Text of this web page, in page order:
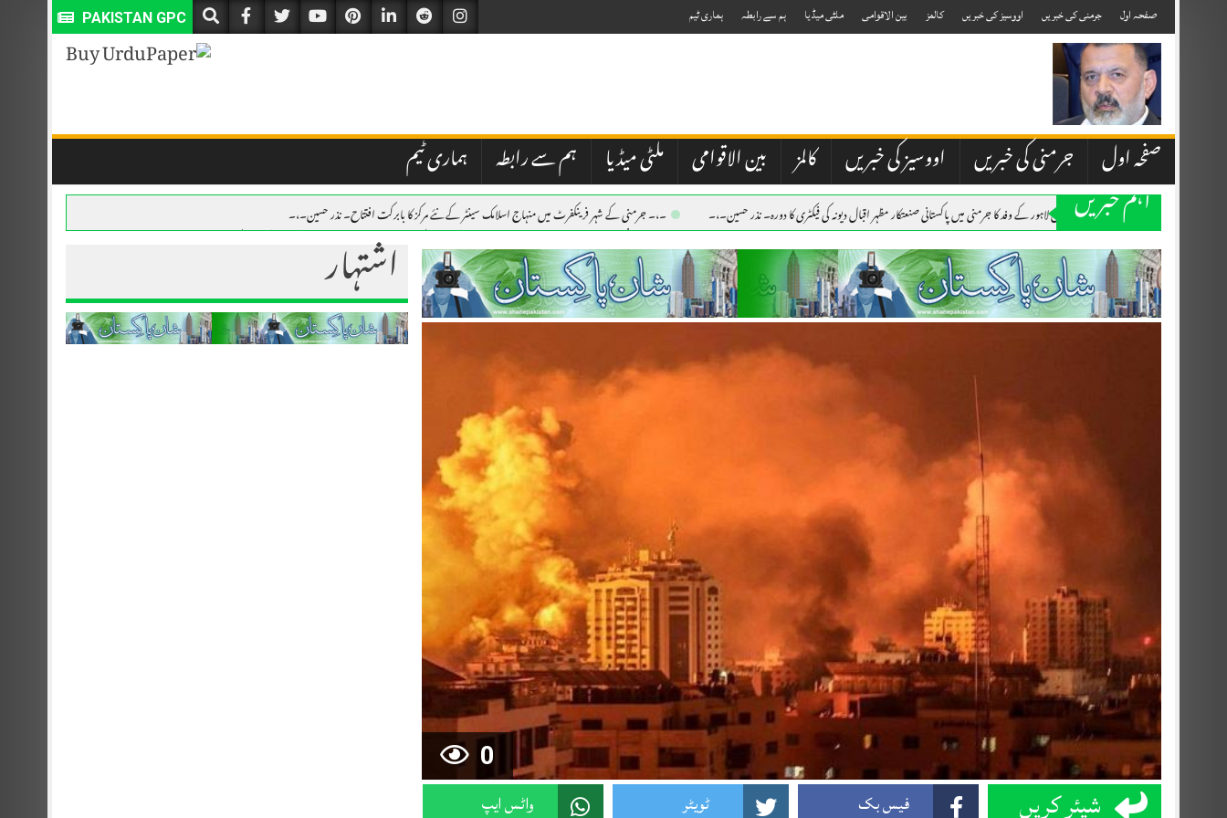
to
content
PAKISTAN GPC صفحہ اول جرمنی کی خبریں اووسیز کی خبریں کالمز بین الاقوامی ملٹی میڈیا ہم سے رابطہ ہماری ٹیم
صفحہ اول جرمنی کی خبریں اووسیز کی خبریں کالمز بین الاقوامی ملٹی میڈیا ہم سے رابطہ ہماری ٹیم
اہم خبریں
۔،۔ چیمبر آف کامرس لاہور کے وفد کا جرمنی میں پاکستانی صنعتکار مظہر اقبال دیونہ کی فیکٹری کا دورہ۔ نذر حسین۔،۔ ۔،۔ جرمنی کے شہر فرینکفرٹ میں منہاج اسلامک سینٹر کے نئے مرکز کا بابرکت افتتاح۔ نذر حسین۔،۔
۔،۔ یوم استحصال کشمیر کے موقع پرقونصل خانہ میں پر وقار تقریب کا انعقاد۔ نذر حسین۔،۔ -,-اٹھو نوجوانو!قدم اب بڑھاؤ-فہیم اختر۔ لندن-,- ۔،۔ جرمنی کے شہر فرینکفرٹ میں منہاج اسلامک سینٹر کے نئے مرکز کا بابرکت افتتاح۔ نذر حسین۔،۔
اشتہار
0
شیئر کریں فیس بک ٹویٹر واٹس ایپ